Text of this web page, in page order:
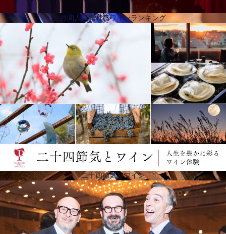
真のパイオニアに捧げられたラインナップ
2020年、ピーロートは345年の歴史を祝いました。ドイツ全土のワインの旅を表現し、異なる生産
地、多様な葡萄品種、さまざまなスタイルのワインが揃っています。17世紀の創業以来、彼らが大
切にしてきたことは、顧客との密な関係です。それは、今日に至るまで変わっていません。しか
し、彼らは常に時代の変化を独自の革新的な精神で受け止めてきました。このヴァイングート・ピ
ーロートのラインナップは、350年のワイン造りの歴史を称えています。
月間人気売れ筋ワインランキング
二十四節気とワイン